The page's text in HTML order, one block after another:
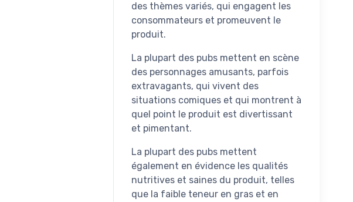
des thèmes variés, qui engagent les
consommateurs et promeuvent le
produit.
La plupart des pubs mettent en scène
des personnages amusants, parfois
extravagants, qui vivent des
situations comiques et qui montrent à
quel point le produit est divertissant
et pimentant.
La plupart des pubs mettent
également en évidence les qualités
nutritives et saines du produit, telles
que la faible teneur en gras et en